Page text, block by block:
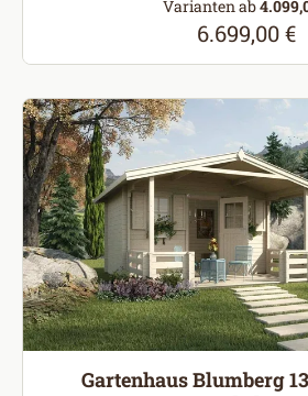
Varianten ab
Regulärer
6.699,00 €
Gartenhaus Blumberg